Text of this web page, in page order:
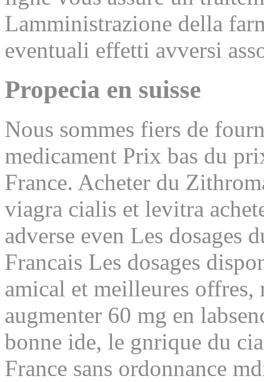
Lamministrazione della
eventuali effetti avversi
Propecia en suisse
Nous sommes fiers de
medicament Prix bas du
France. Acheter du
viagra cialis et levitra
adverse even Les dosages
Francais Les dosages
amical et meilleures offres,
augmenter 60 mg en
bonne ide, le gnrique du
France sans ordonnance